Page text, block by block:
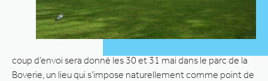
coup d’envoi sera donné les 30 et 31 mai dans le parc de la
Boverie, un lieu qui s’impose naturellement comme point de